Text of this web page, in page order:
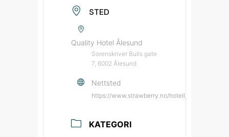
STED
Quality Hotel Ålesund
Sorenskriver Bulls gate
7, 6002 Ålesund
Nettsted
https://www.strawberry.no/hotell/norge/
KATEGORI